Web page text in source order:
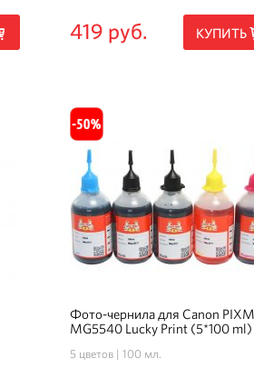
419 руб. КУПИТЬ
Фото-чернила для Canon
MG5540 Lucky Print (5*100 ml)
5 цветов 100 мл.